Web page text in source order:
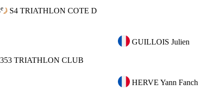
e S4 TRIATHLON COTE D
GUILLOIS Julien
353 TRIATHLON CLUB
HERVE Yann Fanch